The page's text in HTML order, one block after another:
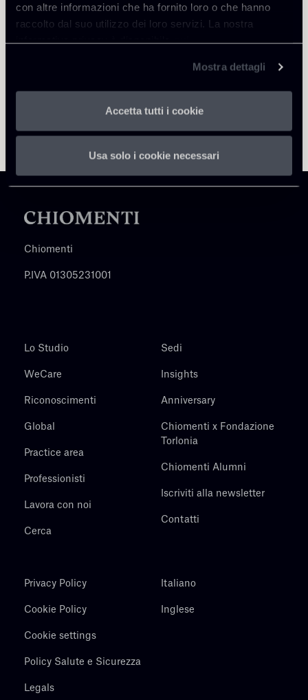
con altre informazioni che ha fornito loro o che hanno
raccolto dal suo utilizzo dei loro servizi. La nostra
informativa privacy è disponibilequi.
Mostra dettagli
Accetta tutti i cookie
Usa solo i cookie necessari
Chiomenti
P.IVA 01305231001
Lo Studio
WeCare
Riconoscimenti
Global
Practice area
Professionisti
Lavora con noi
Cerca
Sedi
Insights
Anniversary
Chiomenti x Fondazione
Torlonia
Chiomenti Alumni
Iscriviti alla newsletter
Contatti
Privacy Policy
Cookie Policy
Cookie settings
Policy Salute e Sicurezza
Legals
Italiano
Inglese